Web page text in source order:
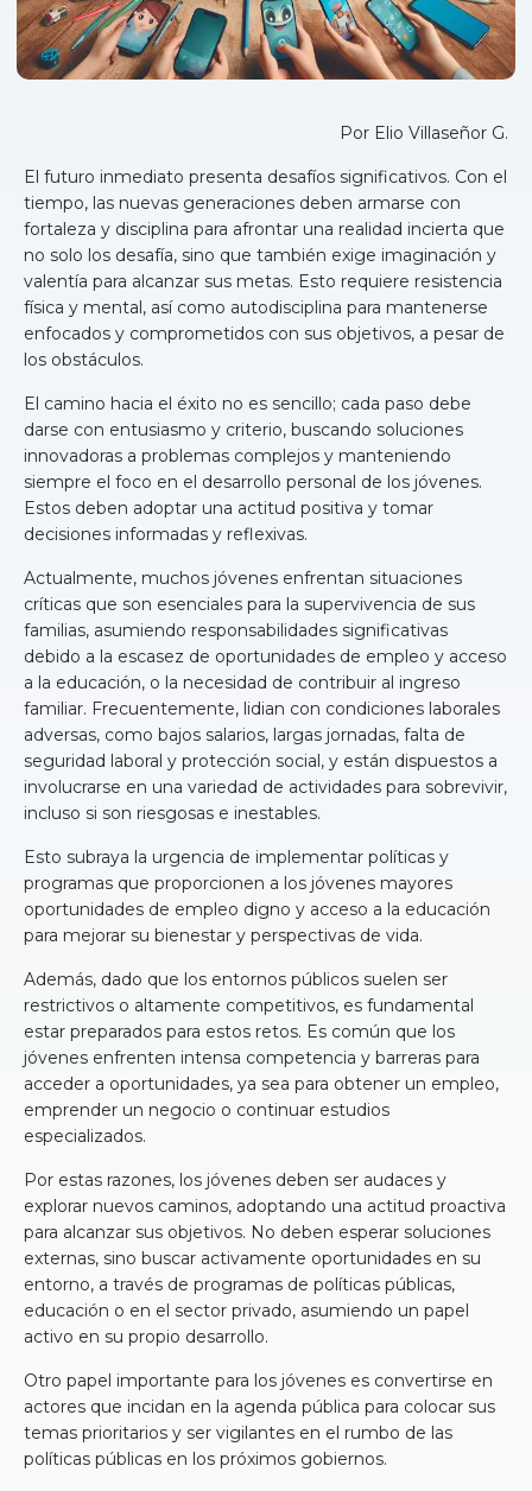
Por Elio Villaseñor G.
El futuro inmediato presenta desafíos significativos. Con el
tiempo, las nuevas generaciones deben armarse con
fortaleza y disciplina para afrontar una realidad incierta que
no solo los desafía, sino que también exige imaginación y
valentía para alcanzar sus metas. Esto requiere resistencia
física y mental, así como autodisciplina para mantenerse
enfocados y comprometidos con sus objetivos, a pesar de
los obstáculos.
El camino hacia el éxito no es sencillo; cada paso debe
darse con entusiasmo y criterio, buscando soluciones
innovadoras a problemas complejos y manteniendo
siempre el foco en el desarrollo personal de los jóvenes.
Estos deben adoptar una actitud positiva y tomar
decisiones informadas y reflexivas.
Actualmente, muchos jóvenes enfrentan situaciones
críticas que son esenciales para la supervivencia de sus
familias, asumiendo responsabilidades significativas
debido a la escasez de oportunidades de empleo y acceso
a la educación, o la necesidad de contribuir al ingreso
familiar. Frecuentemente, lidian con condiciones laborales
adversas, como bajos salarios, largas jornadas, falta de
seguridad laboral y protección social, y están dispuestos a
involucrarse en una variedad de actividades para sobrevivir,
incluso si son riesgosas e inestables.
Esto subraya la urgencia de implementar políticas y
programas que proporcionen a los jóvenes mayores
oportunidades de empleo digno y acceso a la educación
para mejorar su bienestar y perspectivas de vida.
Además, dado que los entornos públicos suelen ser
restrictivos o altamente competitivos, es fundamental
estar preparados para estos retos. Es común que los
jóvenes enfrenten intensa competencia y barreras para
acceder a oportunidades, ya sea para obtener un empleo,
emprender un negocio o continuar estudios
especializados.
Por estas razones, los jóvenes deben ser audaces y
explorar nuevos caminos, adoptando una actitud proactiva
para alcanzar sus objetivos. No deben esperar soluciones
externas, sino buscar activamente oportunidades en su
entorno, a través de programas de políticas públicas,
educación o en el sector privado, asumiendo un papel
activo en su propio desarrollo.
Otro papel importante para los jóvenes es convertirse en
actores que incidan en la agenda pública para colocar sus
temas prioritarios y ser vigilantes en el rumbo de las
políticas públicas en los próximos gobiernos.